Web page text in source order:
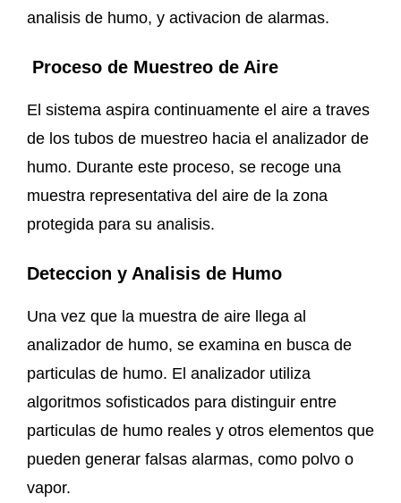
analisis de humo, y activacion de alarmas.
Proceso de Muestreo de Aire
El sistema aspira continuamente el aire a traves
de los tubos de muestreo hacia el analizador de
humo. Durante este proceso, se recoge una
muestra representativa del aire de la zona
protegida para su analisis.
Deteccion y Analisis de Humo
Una vez que la muestra de aire llega al
analizador de humo, se examina en busca de
particulas de humo. El analizador utiliza
algoritmos sofisticados para distinguir entre
particulas de humo reales y otros elementos que
pueden generar falsas alarmas, como polvo o
vapor.